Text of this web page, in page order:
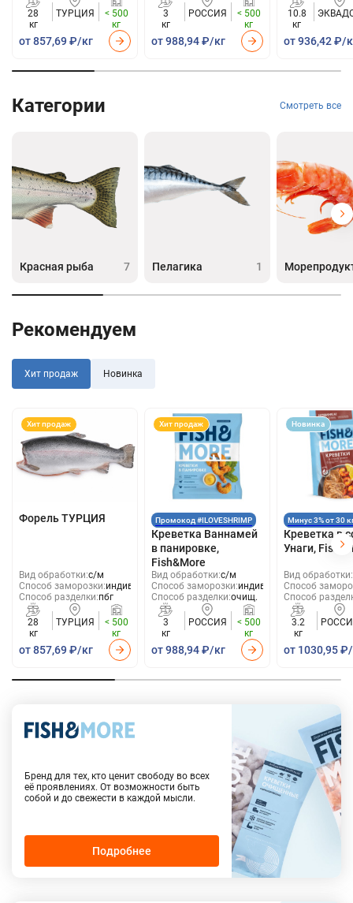
28
кг
ТУРЦИЯ
< 500
кг
от 857,69 ₽/кг
3
кг
РОССИЯ
< 500
кг
от 988,94 ₽/кг
10.8
кг
от 936,42 ₽/
Категории Смотреть все
Красная рыба 7 Пелагика 1
Рекомендуем
Хит продаж Новинка
Хит продаж
Форель ТУРЦИЯ
Вид обработки:с/м
Способ заморозки:индивид
Способ разделки:пбг
28
кг
ТУРЦИЯ
< 500
кг
от 857,69 ₽/кг
Хит продаж
Промокод #ILOVESHRIMP
Креветка Ваннамей
в панировке,
Fish&More
Вид обработки:с/м
Способ заморозки:индивид
Способ разделки:очищ.
3
кг
РОССИЯ
< 500
кг
от 988,94 ₽/кг
Новинка
Минус 3% от 30
Креветка в
Унаги, Fish &
Вид обработки:
Способ
Способ
3.2
кг
от 1030,95
Бренд для тех, кто ценит свободу во всех
её проявлениях. От возможности быть
собой и до свежести в каждой мысли.
Подробнее